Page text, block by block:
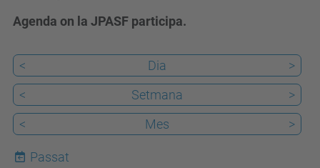
Agenda on la JPASF participa.
< Dia
>
<
Setmana
>
<
Mes >
Passat